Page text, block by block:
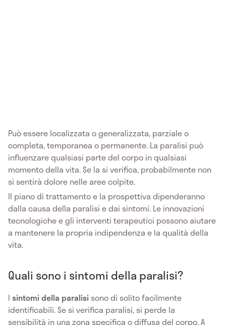
Può essere localizzata o generalizzata, parziale o
completa, temporanea o permanente. La paralisi può
influenzare qualsiasi parte del corpo in qualsiasi
momento della vita. Se la si verifica, probabilmente non
si sentirà dolore nelle aree colpite.
Il piano di trattamento e la prospettiva dipenderanno
dalla causa della paralisi e dai sintomi. Le innovazioni
tecnologiche e gli interventi terapeutici possono aiutare
a mantenere la propria indipendenza e la qualità della
vita.
Quali sono i sintomi della paralisi?
I sintomi della paralisi sono di solito facilmente
identificabili. Se si verifica paralisi, si perde la
sensibilità in una zona specifica o diffusa del corpo. A